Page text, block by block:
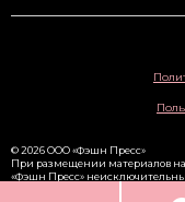
© 2026 ООО «Фэшн Пресс»
При размещении материалов на
«Фэшн Пресс»